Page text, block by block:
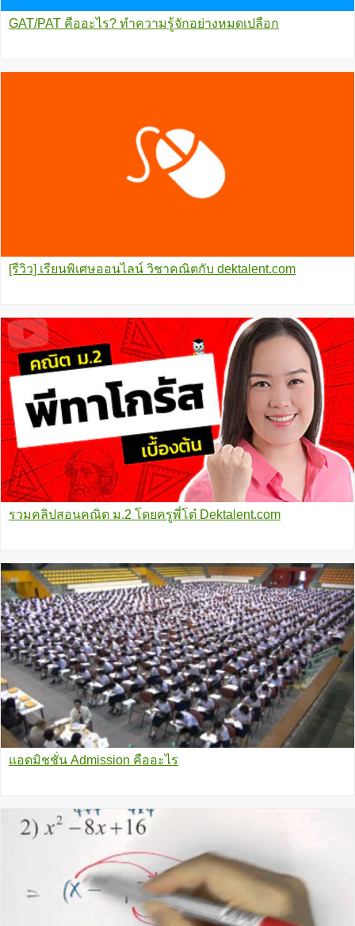
GAT/PAT คืออะไร? ทำความรู้จักอย่างหมดเปลือก
[รีวิว] เรียนพิเศษออนไลน์ วิชาคณิตกับ dektalent.com
รวมคลิปสอนคณิต ม.2 โดยครูพี่โต๋ Dektalent.com
แอดมิชชั่น Admission คืออะไร